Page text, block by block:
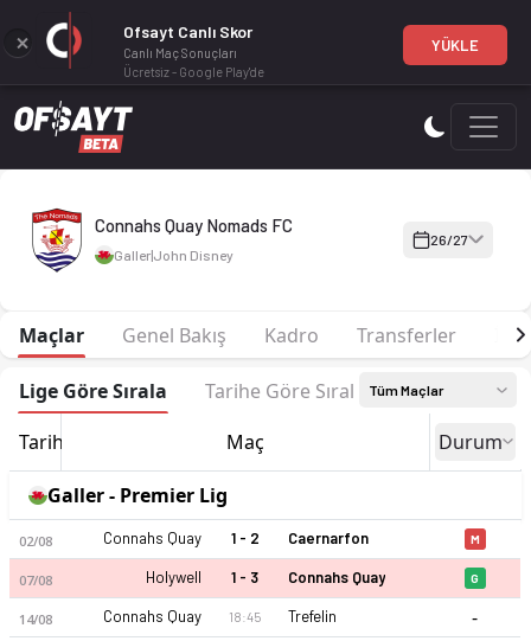
Connahs Quay Nomads FC 26-27 sezonu | Premier Lig'de
Connahs Quay Nomads FC
Galler|John Disney
26/27
Maçlar Genel Bakış Kadro Transferler
Lige Göre Sırala Tarihe Göre Sırala Tüm Maçlar
Tarih Maç Durum
Galler - Premier Lig
02/08 Connahs Quay 1 - 2 Caernarfon M
07/08 Holywell 1 - 3 Connahs Quay G
14/08 Connahs Quay 18:45 Trefelin -
Ofsayt Canlı Skor
Canlı Maç Sonuçları
Ücretsiz - Google Play'de
YÜKLE